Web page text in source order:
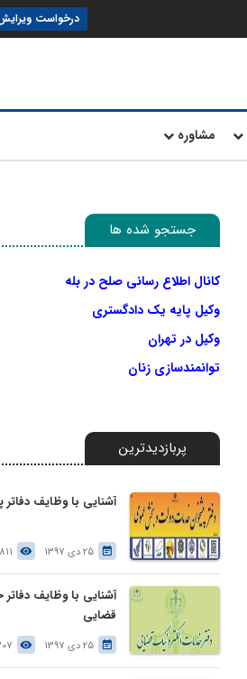
درخواست
مشاوره
جستجو شده ها
کانال اطلاع رسانی صلح در بله
وکیل پایه یک دادگستری
وکیل در تهران
توانمندسازی زنان
پربازدیدترین
آشنایی با وظایف
25 دی 1397
آشنایی با وظایف دفاتر
قضایی
25 دی 1397